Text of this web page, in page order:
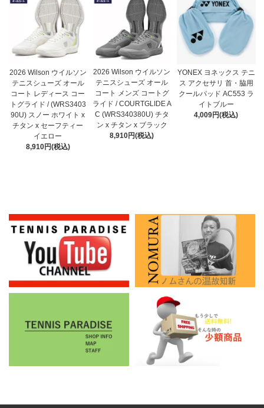
2026 Wilson ウイルソン
テニスシューズ オール
コート レディース コー
トグライド / (WRS3403
90U) スノー ホワイト x
チタン x セーフティー
イエロー
8,910円(税込)
2026 Wilson ウイルソン
テニスシューズ オール
コート メンズ コートグ
ライド / COURTGLIDE A
C (WRS340380U) チタ
ン x チタン x ブラック
8,910円(税込)
YONEX ヨネックス テニ
ス アクセサリ 首・脇用
クールパッド AC553 ラ
イトブルー
4,009円(税込)